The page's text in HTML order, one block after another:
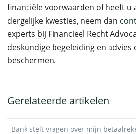
financiële voorwaarden of heeft u
dergelijke kwesties, neem dan
experts bij Financieel Recht
deskundige begeleiding en
beschermen.
Gerelateerde artikelen
Bank stelt vragen over mijn